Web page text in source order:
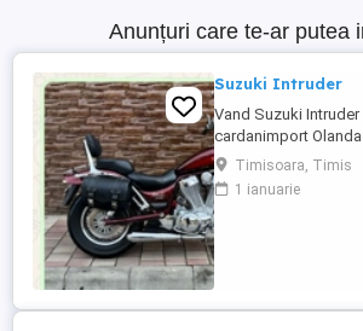
Anunțuri care te-ar putea
Suzuki Intruder
Vand Suzuki
cardanimport
inmatriculat RO IN
la mesaje.Schimb cu
diferenta
Timisoara, Timis
1 ianuarie